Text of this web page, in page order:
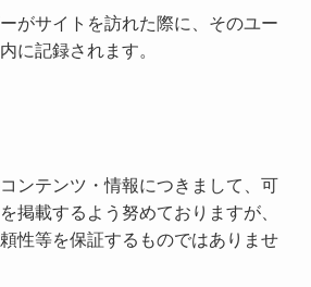
がサイトを訪れた際に、そのユー
に記録されます。
ンテンツ・情報につきまして、可
掲載するよう努めておりますが、
性等を保証するものではありませ